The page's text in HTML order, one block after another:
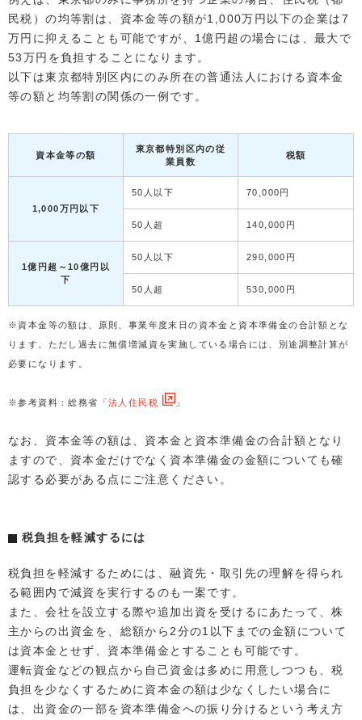
民税）の均等割は、資本金等の額が1,000万円以下の企業は7
万円に抑えることも可能ですが、1億円超の場合には、最大で
53万円を負担することになります。
以下は東京都特別区内にのみ所在の普通法人における資本金
等の額と均等割の関係の一例です。
資本金等の額
東京都特別区内の従
業員数
税額
1,000万円以下
50人以下 70,000円
50人超 140,000円
1億円超～10億円以
下
50人以下 290,000円
50人超 530,000円
※資本金等の額は、原則、事業年度末日の資本金と資本準備金の合計額とな
ります。ただし過去に無償増減資を実施している場合には、別途調整計算が
必要になります。
※参考資料：総務省「法人住民税 」
なお、資本金等の額は、資本金と資本準備金の合計額となり
ますので、資本金だけでなく資本準備金の金額についても確
認する必要がある点にご注意ください。
税負担を軽減するには
税負担を軽減するためには、融資先・取引先の理解を得られ
る範囲内で減資を実行するのも一案です。
また、会社を設立する際や追加出資を受けるにあたって、株
主からの出資金を、総額から2分の1以下までの金額について
は資本金とせず、資本準備金とすることも可能です。
運転資金などの観点から自己資金は多めに用意しつつも、税
負担を少なくするために資本金の額は少なくしたい場合に
は、出資金の一部を資本準備金への振り分けるという考え方